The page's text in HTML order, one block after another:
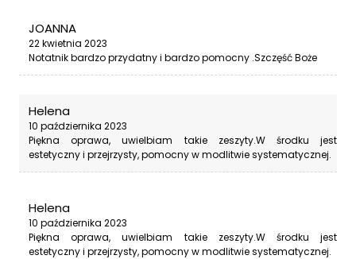
JOANNA
22 kwietnia 2023
Notatnik bardzo przydatny i bardzo pomocny .Szczęść Boże
Helena
10 października 2023
Piękna oprawa, uwielbiam takie zeszyty.W środku jest
estetyczny i przejrzysty, pomocny w modlitwie systematycznej.
Helena
10 października 2023
Piękna oprawa, uwielbiam takie zeszyty.W środku jest
estetyczny i przejrzysty, pomocny w modlitwie systematycznej.